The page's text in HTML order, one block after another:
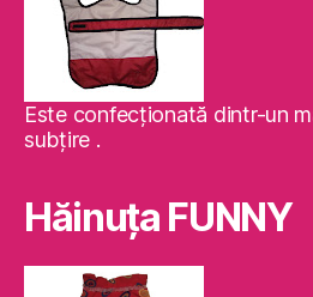
Este confecţionată dintr-un
subţire .
Hăinuţa FUNNY